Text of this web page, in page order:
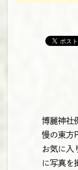
博麗神社
慢の東方
お気に入
に写真を